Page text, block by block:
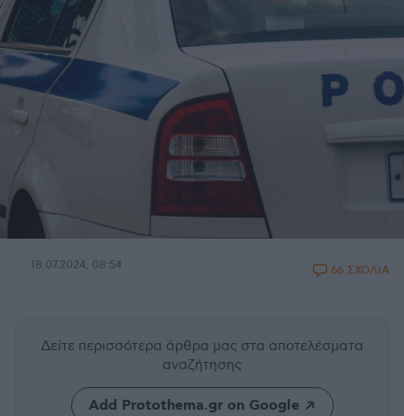
18.07.2024, 08:54 66 ΣΧΟΛΙΑ
Δείτε περισσότερα άρθρα μας στα αποτελέσματα
αναζήτησης
Add Protothema.gr on Google